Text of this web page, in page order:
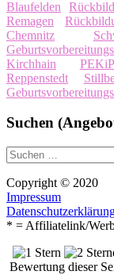
Blaufelden
Remagen
Chemnitz
Kirchhain
Reppenstedt
Suchen
Suche
nach:
Copyright © 2020
Impressum
* = Affiliatelink/
Bewertung dieser